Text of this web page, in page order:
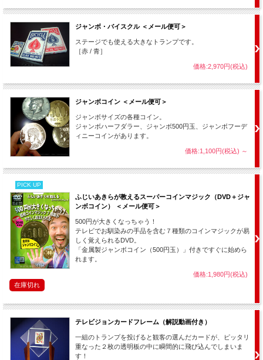
ジャンボ・バイスクル ＜メール便可＞
ステージでも使える大きなトランプです。
［赤 / 青］
価格:2,970円(税込)
ジャンボコイン ＜メール便可＞
ジャンボサイズの各種コイン。
ジャンボハーフダラー、ジャンボ500円玉、ジャンボフーデ
ィニーコインがあります。
価格:1,100円(税込) ～
PICK UP
ふじいあきらが教えるスーパーコインマジック（DVD＋ジャ
ンボコイン） ＜メール便可＞
500円が大きくなっちゃう！
テレビでお馴染みの手品を含む７種類のコインマジックが易
しく覚えられるDVD。
「金属製ジャンボコイン（500円玉）」付きですぐに始めら
れます。
価格:1,980円(税込)
在庫切れ
テレビジョンカードフレーム（解説動画付き）
一組のトランプを投げると観客の選んだカードが、ピッタリ
重なった２枚の透明板の中に瞬間的に飛び込んでしまいま
す！